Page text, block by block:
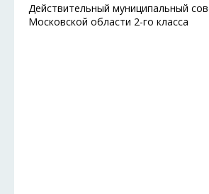
Действительный муниципальный
Московской области 2-го класса